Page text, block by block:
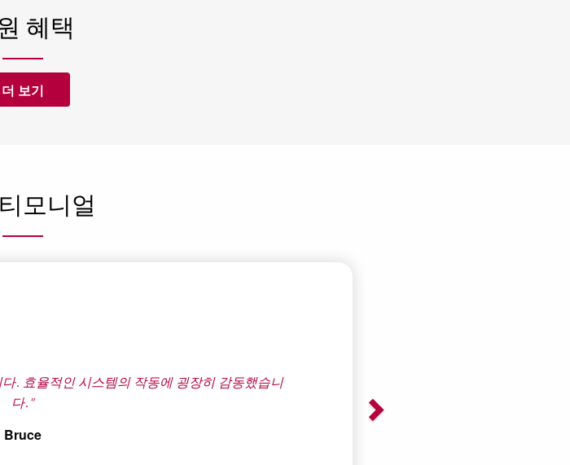
혜택
더 보기
모니얼
감동했습니
어두는 것을 깜빡했어요). 누군가가 찾았고 가방 안에는 물
었지, 주소나 전화번호는 찾지 못하셨어요. 컴퓨터에
통해 연락 주셨어요. 며칠 후에 만나서 제 물건